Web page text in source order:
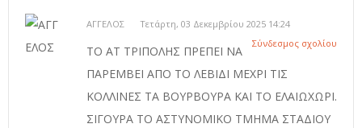
ΑΓΓΕΛΟΣ
Τετάρτη, 03 Δεκεμβρίου 2025 14:24
Σύνδεσμος σχολίου
ΤΟ ΑΤ ΤΡΙΠΟΛΗΣ ΠΡΕΠΕΙ ΝΑ
ΠΑΡΕΜΒΕΙ ΑΠΟ ΤΟ ΛΕΒΙΔΙ ΜΕΧΡΙ ΤΙΣ
ΚΟΛΛΙΝΕΣ ΤΑ ΒΟΥΡΒΟΥΡΑ ΚΑΙ ΤΟ ΕΛΑΙΩΧΩΡΙ.
ΣΙΓΟΥΡΑ ΤΟ ΑΣΤΥΝΟΜΙΚΟ ΤΜΗΜΑ ΣΤΑΔΙΟΥ